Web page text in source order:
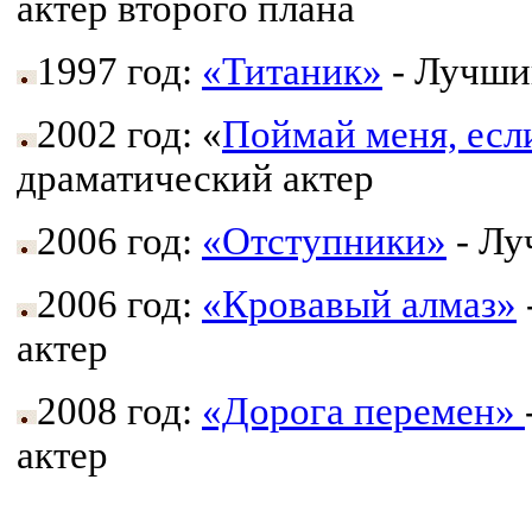
актер второго плана
1997 год: «Титаник» -
2002 год: «Поймай меня,
драматический актер
2006 год: «Отступники» -
2006 год: «Кровавый алмаз»
актер
2008 год: «Дорога перемен»
актер